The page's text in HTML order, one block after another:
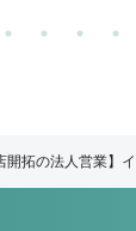
開拓の法人営業】